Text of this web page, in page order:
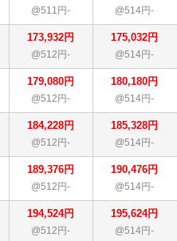
@511円- @514円-
173,932円
@512円-
175,032円
@514円-
179,080円
@512円-
180,180円
@514円-
184,228円
@512円-
185,328円
@514円-
189,376円
@512円-
190,476円
@514円-
194,524円
@512円-
195,624円
@514円-